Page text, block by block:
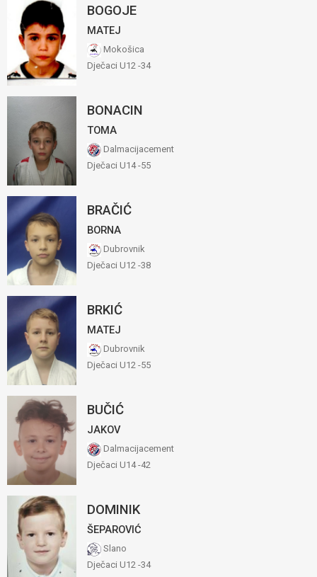
BOGOJE
MATEJ
Mokošica
Dječaci U12 -34
BONACIN
TOMA
Dalmacijacement
Dječaci U14 -55
BRAČIĆ
BORNA
Dubrovnik
Dječaci U12 -38
BRKIĆ
MATEJ
Dubrovnik
Dječaci U12 -55
BUČIĆ
JAKOV
Dalmacijacement
Dječaci U14 -42
DOMINIK
ŠEPAROVIĆ
Slano
Dječaci U12 -34